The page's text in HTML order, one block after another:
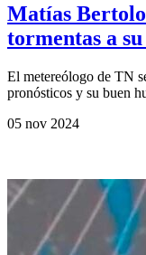
Matías
tormentas a
El metereólogo de TN
pronósticos y su buen
05 nov 2024